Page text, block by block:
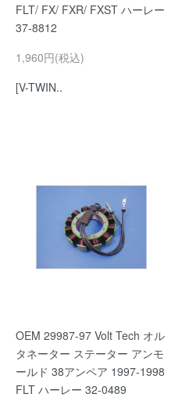
FLT/ FX/ FXR/ FXST ハーレー
37-8812
1,960円(税込)
[V-TWIN..
OEM 29987-97 Volt Tech オル
タネーター ステーター アンモ
ールド 38アンペア 1997-1998
FLT ハーレー 32-0489